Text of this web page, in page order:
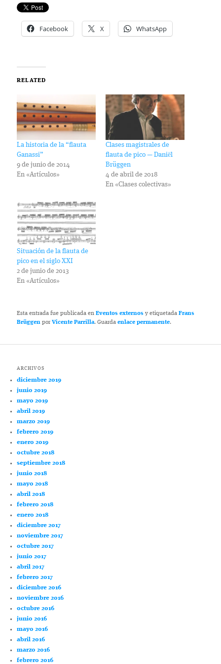
Facebook X WhatsApp
RELATED
La historia de la “flauta
Ganassi”
9 de junio de 2014
En «Artículos»
Clases magistrales de
flauta de pico — Daniël
Brüggen
4 de abril de 2018
En «Clases colectivas»
Situación de la flauta de
pico en el siglo XXI
2 de junio de 2013
En «Artículos»
Esta entrada fue publicada enEventos externos y etiquetadaFrans
Brüggen porVicente Parrilla. Guardaenlace permanente.
ARCHIVOS
diciembre 2019
junio 2019
mayo 2019
abril 2019
marzo 2019
febrero 2019
enero 2019
octubre 2018
septiembre 2018
junio 2018
mayo 2018
abril 2018
febrero 2018
enero 2018
diciembre 2017
noviembre 2017
octubre 2017
junio 2017
abril 2017
febrero 2017
diciembre 2016
noviembre 2016
octubre 2016
junio 2016
mayo 2016
abril 2016
marzo 2016
febrero 2016